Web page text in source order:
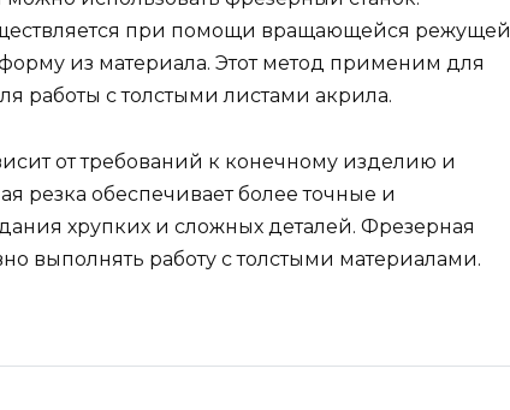
при помощи вращающейся режущей
из материала. Этот метод применим для
работы с толстыми листами акрила.
от требований к конечному изделию и
резка обеспечивает более точные и
хрупких и сложных деталей. Фрезерная
выполнять работу с толстыми материалами.